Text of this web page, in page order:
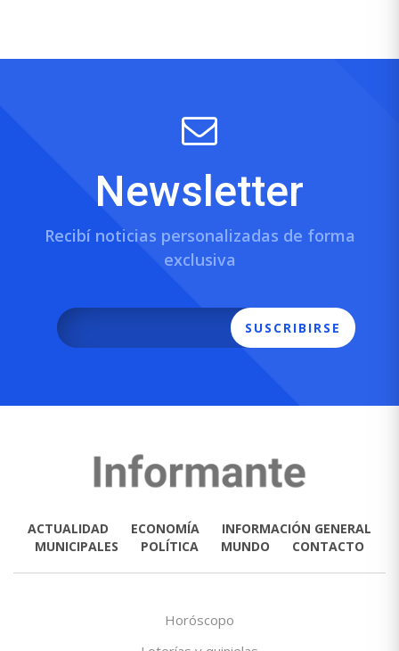
Newsletter
Recibí noticias personalizadas de forma
exclusiva
SUSCRIBIRSE
ACTUALIDAD ECONOMÍA
INFORMACIÓN GENERAL
MUNICIPALES
POLÍTICA MUNDO CONTACTO
Horóscopo